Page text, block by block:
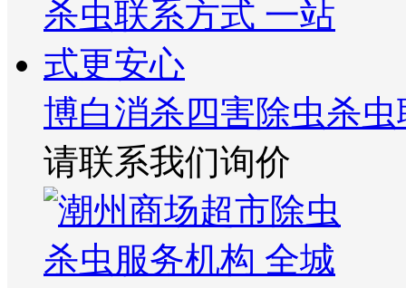
博白消杀四害除虫杀
请联系我们询价